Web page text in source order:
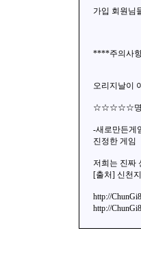
가입 회원님
****주의사
오리지날이
☆☆☆☆☆명
-새로만든게
진정한 게임
저희는 진짜
[출처] 신천
http://
http://